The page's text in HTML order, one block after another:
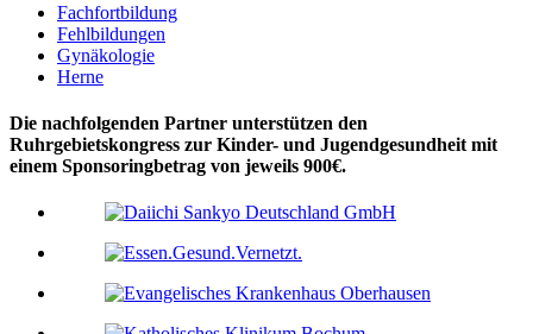
Fachfortbildung
Fehlbildungen
Gynäkologie
Herne
Die nachfolgenden Partner unterstützen den
Ruhrgebietskongress zur Kinder- und Jugendgesundheit mit
einem Sponsoringbetrag von jeweils 900€.